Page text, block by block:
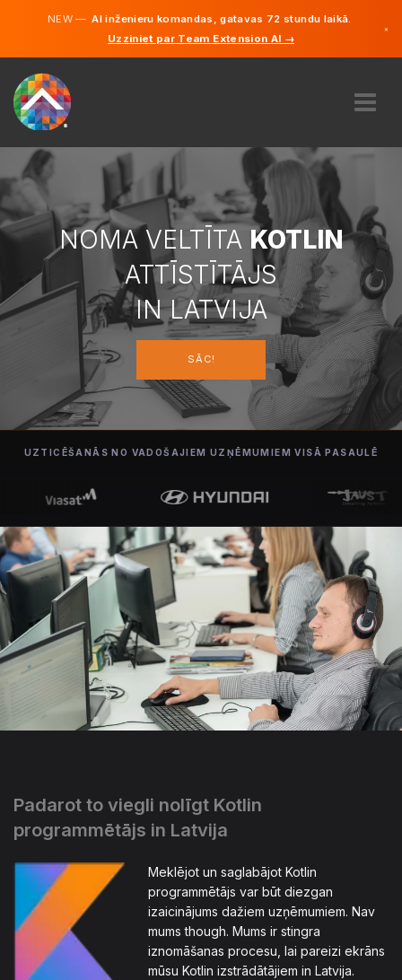
NEW —AI inženieru komandas, gatavas 72 stundu laikā.
Uzziniet par Team Extension AI →
×
PAR MUMS
EKSPERTĪZE
KĀ TAS DARBOJAS?
KARJERA
NOLĪGT
LATVIJA
SĀC
Angļu
NOMA VELTĪTA KOTLIN
ATTĪSTĪTĀJS
IN LATVIJA
SĀC!
UZTICĒŠANĀS NO VADOŠAJIEM UZŅĒMUMIEM VISĀ PASAULĒ
Padarot to viegli nolīgt Kotlin
programmētājs in Latvija
Meklējot un saglabājot Kotlin
programmētājs var būt diezgan
izaicinājums dažiem uzņēmumiem. Nav
mums though. Mums ir stingra
iznomāšanas procesu, lai pareizi ekrāns
mūsu Kotlin izstrādātājiem in Latvija.